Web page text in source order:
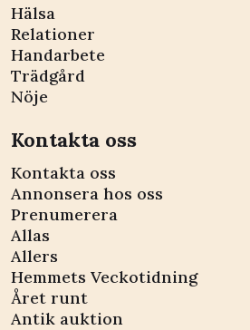
Hälsa
Relationer
Handarbete
Trädgård
Nöje
Kontakta oss
Kontakta oss
Annonsera hos oss
Prenumerera
Allas
Allers
Hemmets Veckotidning
Året runt
Antik auktion